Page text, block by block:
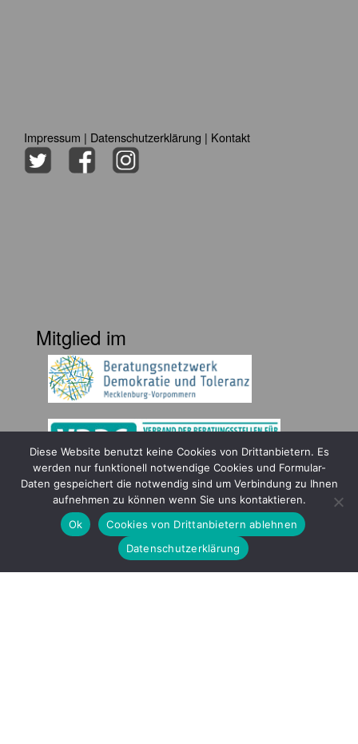
Impressum | Datenschutzerklärung | Kontakt
Mitglied im
Gefördert durch
Diese Website benutzt keine Cookies von Drittanbietern. Es
werden nur funktionell notwendige Cookies und Formular-
Daten gespeichert die notwendig sind um Verbindung zu Ihnen
aufnehmen zu können wenn Sie uns kontaktieren.
Ok
Cookies von Drittanbietern ablehnen
Datenschutzerklärung